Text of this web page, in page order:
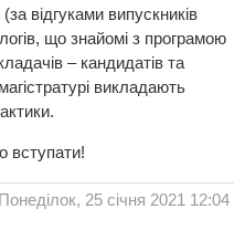
(за відгуками випускників
що знайомі з програмою
– кандидатів та
викладають
вступати!
25 січня 2021 12:04